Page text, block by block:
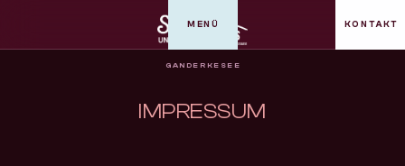
GANDERKESEE
MENÜ KONTAKT
IMPRESSUM